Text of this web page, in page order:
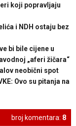
koji popravljaju
i NDH ostaju bez
bi bile cijene u
„aferi žičara“
neobični spot
Ovo su pitanja na
broj komentara: 8